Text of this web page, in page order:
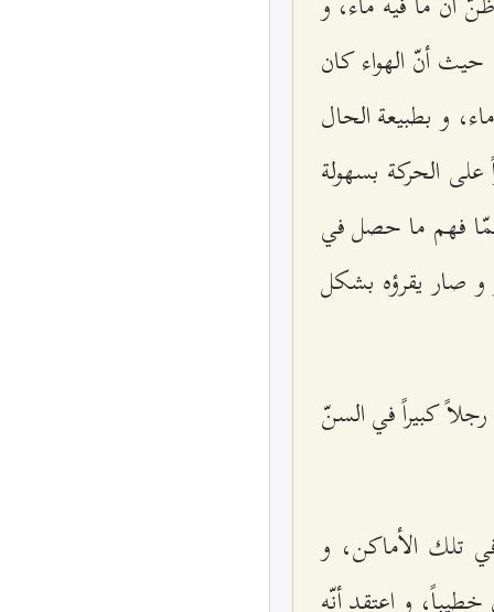
أنّ الهواء كان
و بطبيعة الحال
الحركة بسهولة
فهم ما حصل في
و صار يقرؤه بشكل
كبيراً في السنّ
تلك الأماكن، و
و اعتقد أنّه